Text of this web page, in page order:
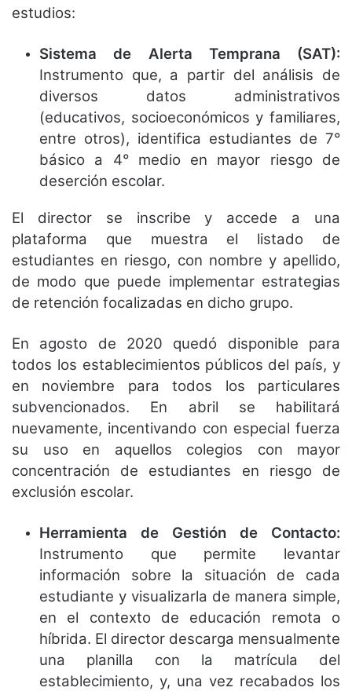
estudios:
Sistema de Alerta Temprana (SAT):
Instrumento que, a partir del análisis de
diversos datos administrativos
(educativos, socioeconómicos y familiares,
entre otros), identifica estudiantes de 7°
básico a 4° medio en mayor riesgo de
deserción escolar.
El director se inscribe y accede a una
plataforma que muestra el listado de
estudiantes en riesgo, con nombre y apellido,
de modo que puede implementar estrategias
de retención focalizadas en dicho grupo.
En agosto de 2020 quedó disponible para
todos los establecimientos públicos del país, y
en noviembre para todos los particulares
subvencionados. En abril se habilitará
nuevamente, incentivando con especial fuerza
su uso en aquellos colegios con mayor
concentración de estudiantes en riesgo de
exclusión escolar.
Herramienta de Gestión de Contacto:
Instrumento que permite levantar
información sobre la situación de cada
estudiante y visualizarla de manera simple,
en el contexto de educación remota o
híbrida. El director descarga mensualmente
una planilla con la matrícula del
establecimiento, y, una vez recabados los